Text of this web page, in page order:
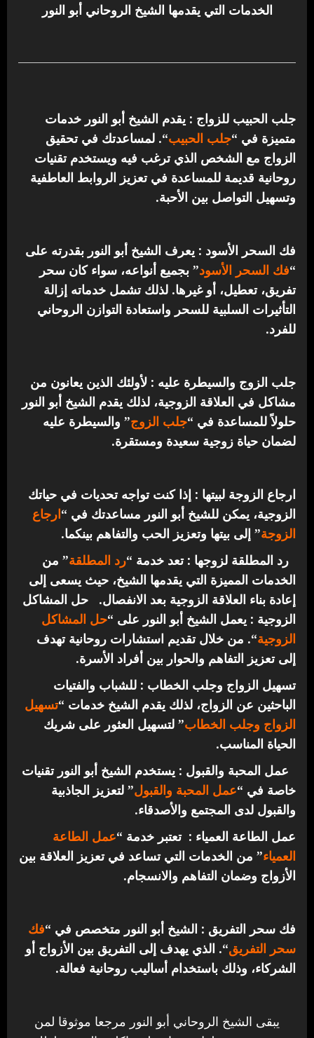
الخدمات التي يقدمها الشيخ الروحاني أبو النور
جلب الحبيب للزواج : يقدم الشيخ أبو النور خدمات
متميزة في “جلب الحبيب“. لمساعدتك في تحقيق
الزواج مع الشخص الذي ترغب فيه ويستخدم تقنيات
روحانية قديمة للمساعدة في تعزيز الروابط العاطفية
وتسهيل التواصل بين الأحبة.
فك السحر الأسود : يعرف الشيخ أبو النور بقدرته على
“فك السحر الأسود” بجميع أنواعه، سواء كان سحر
تفريق، تعطيل، أو غيرها. لذلك تشمل خدماته إزالة
التأثيرات السلبية للسحر واستعادة التوازن الروحاني
للفرد.
جلب الزوج والسيطرة عليه : لأولئك الذين يعانون من
مشاكل في العلاقة الزوجية، لذلك يقدم الشيخ أبو النور
حلولاً للمساعدة في “جلب الزوج” والسيطرة عليه
لضمان حياة زوجية سعيدة ومستقرة.
ارجاع الزوجة لبيتها : إذا كنت تواجه تحديات في حياتك
الزوجية، يمكن للشيخ أبو النور مساعدتك في “ارجاع
الزوجة” إلى بيتها وتعزيز الحب والتفاهم بينكما.
رد المطلقة لزوجها : تعد خدمة “رد المطلقة” من
الخدمات المميزة التي يقدمها الشيخ، حيث يسعى إلى
إعادة بناء العلاقة الزوجية بعد الانفصال.
حل المشاكل
الزوجية : يعمل الشيخ أبو النور على “حل المشاكل
الزوجية“. من خلال تقديم استشارات روحانية تهدف
إلى تعزيز التفاهم والحوار بين أفراد الأسرة.
تسهيل الزواج وجلب الخطاب : للشباب والفتيات
الباحثين عن الزواج، لذلك يقدم الشيخ خدمات “تسهيل
الزواج وجلب الخطاب” لتسهيل العثور على شريك
الحياة المناسب.
عمل المحبة والقبول : يستخدم الشيخ أبو النور تقنيات
خاصة في “عمل المحبة والقبول” لتعزيز الجاذبية
والقبول لدى المجتمع والأصدقاء.
عمل الطاعة العمياء : تعتبر خدمة “عمل الطاعة
العمياء” من الخدمات التي تساعد في تعزيز العلاقة بين
الأزواج وضمان التفاهم والانسجام.
فك سحر التفريق : الشيخ أبو النور متخصص في “فك
سحر التفريق“. الذي يهدف إلى التفريق بين الأزواج أو
الشركاء، وذلك باستخدام أساليب روحانية فعالة.
يبقى الشيخ الروحاني أبو النور مرجعا موثوقا لمن